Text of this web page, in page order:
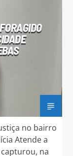
no bairro
Atende a
na